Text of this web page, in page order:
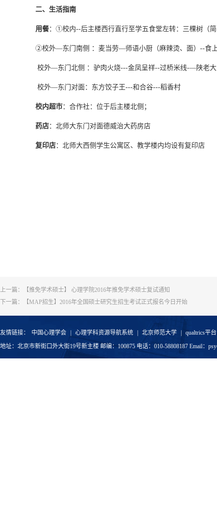
二、生活指南
用餐：①校内--后主楼西行直行至学五食堂左转：三棵树（
②校外—东门南侧 ：麦当劳—师语小厨（麻辣烫、面）--食
校外—东门北侧 ：驴肉火烧---金凤呈祥--过桥米线-—陕老
校外—东门对面：东方饺子王---和合谷---稻香村
校内超市：合作社：位于后主楼北侧；
药店：北师大东门对面德威治大药房店
复印店：北师大西侧学生公寓区、教学楼内均设有复印店
上一篇：
【推免学术硕士】 心理学院2016年推免学术硕士复试通知
下一篇：
【MAP招生】2016年全国硕士研究生招生考试正式报名今日开始
友情链接： 中国心理学会 心理学科资源导航系统 北京师范大学
qualtrics平台
地址：北京市新街口外大街19号新主楼 邮编：100875 电话：010-58808187 Email：